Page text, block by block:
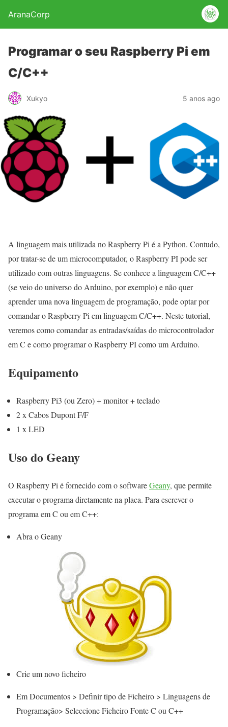
AranaCorp
Programar o seu Raspberry Pi em
C/C++
Xukyo 5 anos ago
A linguagem mais utilizada no Raspberry Pi é a Python. Contudo,
por tratar-se de um microcomputador, o Raspberry PI pode ser
utilizado com outras linguagens. Se conhece a linguagem C/C++
(se veio do universo do Arduino, por exemplo) e não quer
aprender uma nova linguagem de programação, pode optar por
comandar o Raspberry Pi em linguagem C/C++. Neste tutorial,
veremos como comandar as entradas/saídas do microcontrolador
em C e como programar o Raspberry PI como um Arduino.
Equipamento
Raspberry Pi3 (ou Zero) + monitor + teclado
2 x Cabos Dupont F/F
1 x LED
Uso do Geany
O Raspberry Pi é fornecido com o softwareGeany, que permite
executar o programa diretamente na placa. Para escrever o
programa em C ou em C++:
Abra o Geany
Crie um novo ficheiro
Em Documentos > Definir tipo de Ficheiro > Linguagens de
Programação> Seleccione Ficheiro Fonte C ou C++